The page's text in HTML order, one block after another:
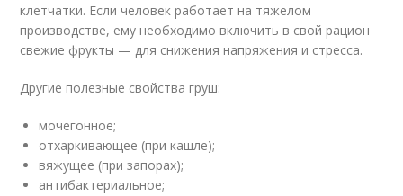
клетчатки. Если человек работает на тяжелом
производстве, ему необходимо включить в свой рацион
свежие фрукты — для снижения напряжения и стресса.
Другие полезные свойства груш:
мочегонное;
отхаркивающее (при кашле);
вяжущее (при запорах);
антибактериальное;